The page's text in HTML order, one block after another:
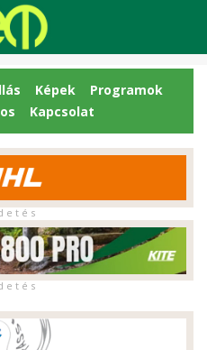
Képek
Programok
Kapcsolat
e t é s
e t é s